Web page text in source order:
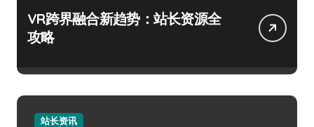
VR跨界融合新趋势：站长资源全
攻略
站长资讯